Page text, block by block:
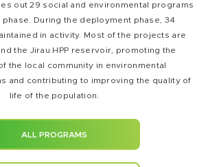
out 29 social and environmental programs
phase. During the deployment phase, 34
in activity. Most of the projects are
the Jirau HPP reservoir, promoting the
the local community in environmental
and contributing to improving the quality of
life of the population.
ALL PROGRAMS